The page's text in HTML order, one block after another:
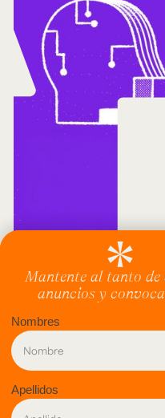
Encuentro
genealogías,
crean.18 AUG 2026.
evento